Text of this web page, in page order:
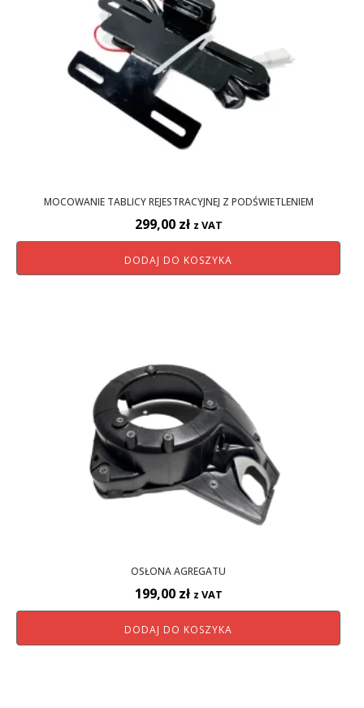
MOCOWANIE TABLICY REJESTRACYJNEJ Z PODŚWIETLENIEM
299,00 zł z VAT
DODAJ DO KOSZYKA
OSŁONA AGREGATU
199,00 zł z VAT
DODAJ DO KOSZYKA